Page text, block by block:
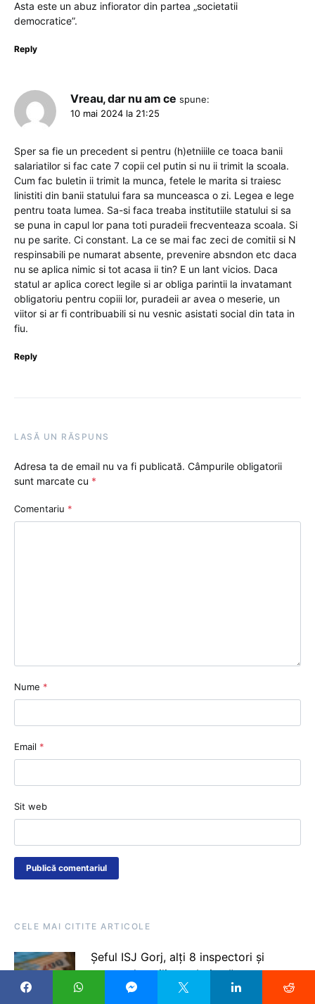
Asta este un abuz infiorator din partea „societatii
democratice”.
Reply
Vreau, dar nu am ce spune:
10 mai 2024 la 21:25
Sper sa fie un precedent si pentru (h)etniiile ce toaca banii
salariatilor si fac cate 7 copii cel putin si nu ii trimit la scoala.
Cum fac buletin ii trimit la munca, fetele le marita si traiesc
linistiti din banii statului fara sa munceasca o zi. Legea e lege
pentru toata lumea. Sa-si faca treaba institutiile statului si sa
se puna in capul lor pana toti puradeii frecventeaza scoala. Si
nu pe sarite. Ci constant. La ce se mai fac zeci de comitii si N
respinsabili pe numarat absente, prevenire absndon etc daca
nu se aplica nimic si tot acasa ii tin? E un lant vicios. Daca
statul ar aplica corect legile si ar obliga parintii la invatamant
obligatoriu pentru copiii lor, puradeii ar avea o meserie, un
viitor si ar fi contribuabili si nu vesnic asistati social din tata in
fiu.
Reply
LASĂ UN RĂSPUNS
Adresa ta de email nu va fi publicată. Câmpurile obligatorii
sunt marcate cu *
Comentariu *
Nume *
Email *
Sit web
CELE MAI CITITE ARTICOLE
Șeful ISJ Gorj, alți 8 inspectori și
personal auxiliar trebuie să returneze
peste 55.000 de lei, bani acordați